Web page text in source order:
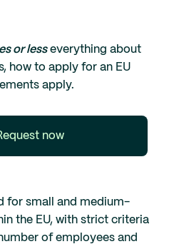
or lesseverything about
how to apply for an EU
apply.
now
for small and medium-
the EU, with strict criteria
of employees and